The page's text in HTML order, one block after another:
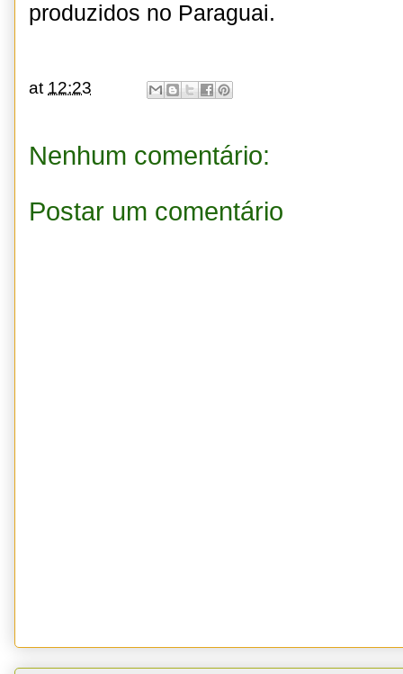
produzidos no Paraguai.
at 12:23
Nenhum comentário:
Postar um comentário